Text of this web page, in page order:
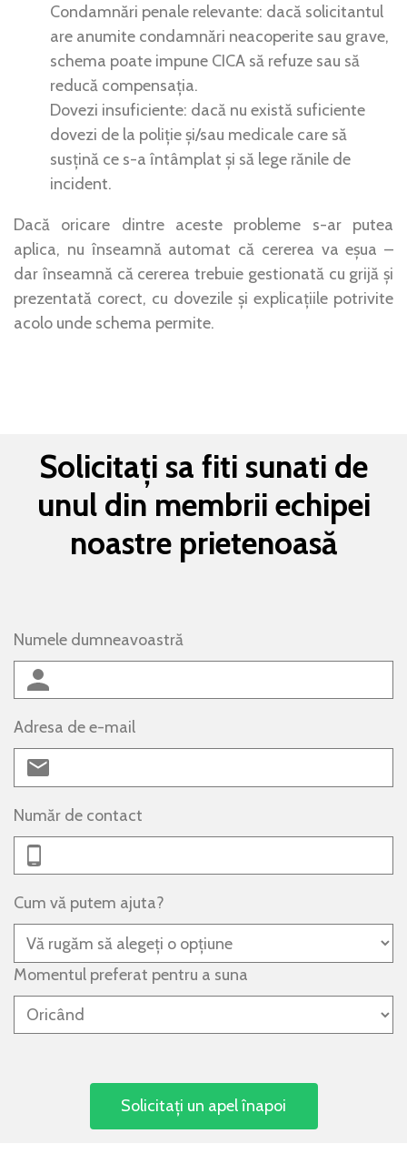
Condamnări penale relevante: dacă solicitantul
are anumite condamnări neacoperite sau grave,
schema poate impune CICA să refuze sau să
reducă compensația.
Dovezi insuficiente: dacă nu există suficiente
dovezi de la poliție și/sau medicale care să
susțină ce s-a întâmplat și să lege rănile de
incident.
Dacă oricare dintre aceste probleme s-ar putea
aplica, nu înseamnă automat că cererea va eșua –
dar înseamnă că cererea trebuie gestionată cu grijă și
prezentată corect, cu dovezile și explicațiile potrivite
acolo unde schema permite.
Solicitați sa fiti sunati de
unul din membrii echipei
noastre prietenoasă
Numele dumneavoastră
Adresa de e-mail
Număr de contact
Cum vă putem ajuta?
Momentul preferat pentru a suna